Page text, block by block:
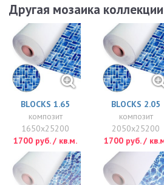
Другая мозаика коллекции
BLOCKS 1.65
композит
1650x25200
1700 руб. / кв.м.
BLOCKS 2.05
композит
2050x25200
1700 руб. /